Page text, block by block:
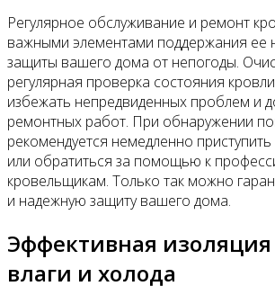
Регулярное обслуживание и ремонт
важными элементами поддержания ее
защиты вашего дома от непогоды.
регулярная проверка состояния
избежать непредвиденных проблем и
ремонтных работ. При обнаружении
рекомендуется немедленно
или обратиться за помощью к
кровельщикам. Только так можно
и надежную защиту вашего дома.
Эффективная изоляция
влаги и холода